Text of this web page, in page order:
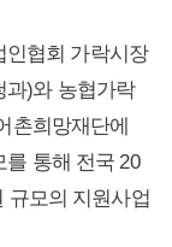
인협회 가락시장
과)와 농협가락
촌희망재단에
통해 전국 20
규모의 지원사업